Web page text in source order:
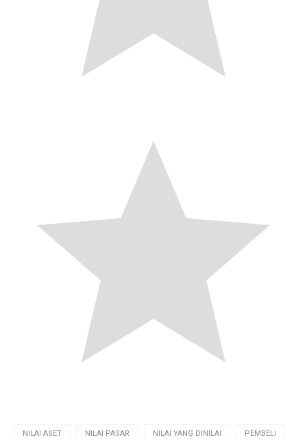
NILAI ASET NILAI PASAR NILAI YANG DINILAI PEMBELI